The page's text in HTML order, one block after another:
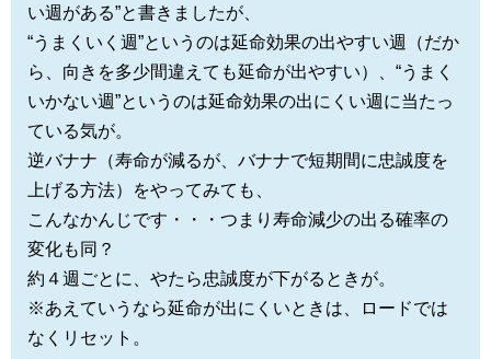
い週がある”と書きましたが、
“うまくいく週”というのは延命効果の出やすい週（だか
ら、向きを多少間違えても延命が出やすい）、“うまく
いかない週”というのは延命効果の出にくい週に当たっ
ている気が。
逆バナナ（寿命が減るが、バナナで短期間に忠誠度を
上げる方法）をやってみても、
こんなかんじです・・・つまり寿命減少の出る確率の
変化も同？
約４週ごとに、やたら忠誠度が下がるときが。
※あえていうなら延命が出にくいときは、ロードでは
なくリセット。